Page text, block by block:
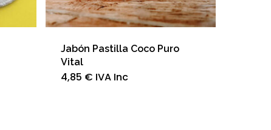
Jabón Pastilla Coco Puro
Vital
4,85 € IVA Inc